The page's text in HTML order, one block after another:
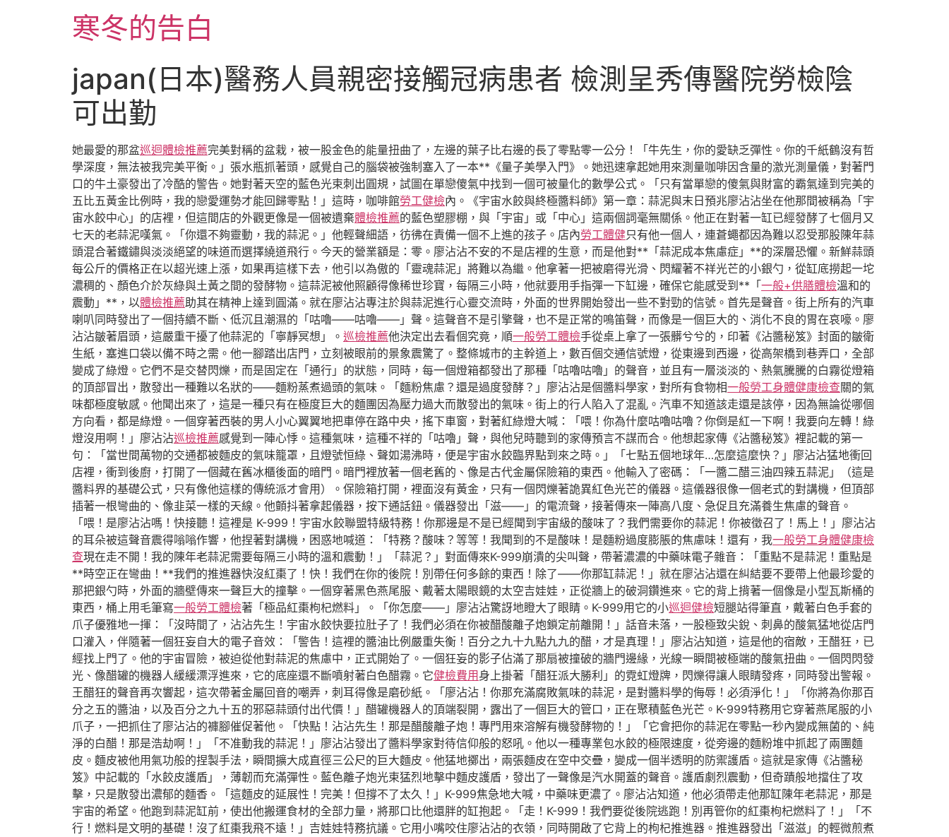
寒冬的告白
japan(日本)醫務人員親密接觸冠病患者 檢測呈秀傳醫院勞檢陰
可出勤
她最愛的那盆巡迴體檢推薦完美對稱的盆栽，被一股金色的能量扭曲了，左邊的葉子比右邊的長了零點零一公分！「牛先生，你的愛缺乏彈性。你的千紙鶴沒有哲
學深度，無法被我完美平衡。」張水瓶抓著頭，感覺自己的腦袋被強制塞入了一本**《量子美學入門》。她迅速拿起她用來測量咖啡因含量的激光測量儀，對著門
口的牛土豪發出了冷酷的警告。她對著天空的藍色光束刺出圓規，試圖在單戀傻氣中找到一個可被量化的數學公式。「只有當單戀的傻氣與財富的霸氣達到完美的
五比五黃金比例時，我的戀愛運勢才能回歸零點！」這時，咖啡館勞工健檢內。《宇宙水餃與終極醬料師》第一章：蒜泥與末日預兆廖沾沾坐在他那間被稱為「宇
宙水餃中心」的店裡，但這間店的外觀更像是一個被遺棄體檢推薦的藍色塑膠棚，與「宇宙」或「中心」這兩個詞毫無關係。他正在對著一缸已經發酵了七個月又
七天的老蒜泥嘆氣。「你還不夠靈動，我的蒜泥。」他輕聲細語，彷彿在責備一個不上進的孩子。店內勞工體健只有他一個人，連蒼蠅都因為難以忍受那股陳年蒜
頭混合著鐵鏽與淡淡絕望的味道而選擇繞道飛行。今天的營業額是：零。廖沾沾不安的不是店裡的生意，而是他對**「蒜泥成本焦慮症」**的深層恐懼。新鮮蒜頭
每公斤的價格正在以超光速上漲，如果再這樣下去，他引以為傲的「靈魂蒜泥」將難以為繼。他拿著一把被磨得光滑、閃耀著不祥光芒的小銀勺，從缸底撈起一坨
濃稠的、顏色介於灰綠與土黃之間的發酵物。這蒜泥被他照顧得像稀世珍寶，每隔三小時，他就要用手指彈一下缸邊，確保它能感受到**「 一般+供膳體檢溫和的
震動」**，以體檢推薦助其在精神上達到圓滿。就在廖沾沾專注於與蒜泥進行心靈交流時，外面的世界開始發出一些不對勁的信號。首先是聲音。街上所有的汽車
喇叭同時發出了一個持續不斷、低沉且潮濕的「咕嚕——咕嚕——」聲。這聲音不是引擎聲，也不是正常的鳴笛聲，而像是一個巨大的、消化不良的胃在哀嚎。廖
沾沾皺著眉頭，這嚴重干擾了他蒜泥的「寧靜冥想」。 巡檢推薦他決定出去看個究竟，順一般勞工體檢手從桌上拿了一張髒兮兮的，印著《沾醬秘笈》封面的皺衛
生紙，塞進口袋以備不時之需。他一腳踏出店門，立刻被眼前的景象震驚了。整條城市的主幹道上，數百個交通信號燈，從東邊到西邊，從高架橋到巷弄口，全部
變成了綠燈。它們不是交替閃爍，而是固定在「通行」的狀態，同時，每一個燈箱都發出了那種「咕嚕咕嚕」的聲音，並且有一層淡淡的、熱氣騰騰的白霧從燈箱
的頂部冒出，散發出一種難以名狀的——麵粉蒸煮過頭的氣味。「麵粉焦慮？還是過度發酵？」廖沾沾是個醬料學家，對所有食物相一般勞工身體健康檢查關的氣
味都極度敏感。他聞出來了，這是一種只有在極度巨大的麵團因為壓力過大而散發出的氣味。街上的行人陷入了混亂。汽車不知道該走還是該停，因為無論從哪個
方向看，都是綠燈。一個穿著西裝的男人小心翼翼地把車停在路中央，搖下車窗，對著紅綠燈大喊：「喂！你為什麼咕嚕咕嚕？你倒是紅一下啊！我要向左轉！綠
燈沒用啊！」廖沾沾巡檢推薦感覺到一陣心悸。這種氣味，這種不祥的「咕嚕」聲，與他兒時聽到的家傳預言不謀而合。他想起家傳《沾醬秘笈》裡記載的第一
句：「當世間萬物的交通都被麵皮的氣味籠罩，且燈號恒綠、聲如湯沸時，便是宇宙水餃臨界點到來之時。」「七點五個地球年…怎麼這麼快？」廖沾沾猛地衝回
店裡，衝到後廚，打開了一個藏在舊冰櫃後面的暗門。暗門裡放著一個老舊的、像是古代金屬保險箱的東西。他輸入了密碼：「一醬二醋三油四辣五蒜泥」（這是
醬料界的基礎公式，只有像他這樣的傳統派才會用）。保險箱打開，裡面沒有黃金，只有一個閃爍著詭異紅色光芒的儀器。這儀器很像一個老式的對講機，但頂部
插著一根彎曲的、像韭菜一樣的天線。他顫抖著拿起儀器，按下通話鈕。儀器發出「滋——」的電流聲，接著傳來一陣高八度、急促且充滿養生焦慮的聲音。
「喂！是廖沾沾嗎！快接聽！這裡是 K-999！宇宙水餃聯盟特級特務！你那邊是不是已經聞到宇宙級的酸味了？我們需要你的蒜泥！你被徵召了！馬上！」廖沾沾
的耳朵被這聲音震得嗡嗡作響，他捏著對講機，困惑地喊道：「特務？酸味？等等！我聞到的不是酸味！是麵粉過度膨脹的焦慮味！還有，我一般勞工身體健康檢
查現在走不開！我的陳年老蒜泥需要每隔三小時的溫和震動！」「蒜泥？」對面傳來K-999崩潰的尖叫聲，帶著濃濃的中藥味電子雜音：「重點不是蒜泥！重點是
**時空正在彎曲！**我們的推進器快沒紅棗了！快！我們在你的後院！別帶任何多餘的東西！除了——你那缸蒜泥！」就在廖沾沾還在糾結要不要帶上他最珍愛的
那把銀勺時，外面的牆壁傳來一聲巨大的撞擊。一個穿著黑色燕尾服、戴著太陽眼鏡的太空吉娃娃，正從牆上的破洞鑽進來。它的背上揹著一個像是小型瓦斯桶的
東西，桶上用毛筆寫一般勞工體檢著「極品紅棗枸杞燃料」。「你怎麼——」廖沾沾驚訝地瞪大了眼睛。K-999用它的小巡迴健檢短腿站得筆直，戴著白色手套的
爪子優雅地一揮：「沒時間了，沾沾先生！宇宙水餃快要拉肚子了！我們必須在你被醋酸離子炮鎖定前離開！」話音未落，一股極致尖銳、刺鼻的酸氣猛地從店門
口灌入，伴隨著一個狂妄自大的電子音效：「警告！這裡的醬油比例嚴重失衡！百分之九十九點九九的醋，才是真理！」廖沾沾知道，這是他的宿敵，王醋狂，已
經找上門了。他的宇宙冒險，被迫從他對蒜泥的焦慮中，正式開始了。一個狂妄的影子佔滿了那扇被撞破的牆門邊緣，光線一瞬間被極端的酸氣扭曲。一個閃閃發
光、像醋罐的機器人緩緩漂浮進來，它的底座還不斷噴射著白色醋霧。它健檢費用 身上掛著「醋狂派大勝利」的霓虹燈牌，閃爍得讓人眼睛發疼，同時發出警報。
王醋狂的聲音再次響起，這次帶著金屬回音的嘲弄，刺耳得像是磨砂紙。「廖沾沾！你那充滿腐敗氣味的蒜泥，是對醬料學的侮辱！必須淨化！」「你將為你那百
分之五的醬油，以及百分之九十五的邪惡蒜頭付出代價！」醋罐機器人的頂端裂開，露出了一個巨大的管口，正在聚積藍色光芒。K-999特務用它穿著燕尾服的小
爪子，一把抓住了廖沾沾的褲腳催促著他。「快點！沾沾先生！那是醋酸離子炮！專門用來溶解有機發酵物的！」「它會把你的蒜泥在零點一秒內變成無菌的、純
淨的白醋！那是浩劫啊！」「不准動我的蒜泥！」廖沾沾發出了醬料學家對待信仰般的怒吼。他以一種專業包水餃的極限速度，從旁邊的麵粉堆中抓起了兩團麵
皮。麵皮被他用氣功般的捏製手法，瞬間擴大成直徑三公尺的巨大麵皮。他猛地擲出，兩張麵皮在空中交疊，變成一個半透明的防禦護盾。這就是家傳《沾醬秘
笈》中記載的「水餃皮護盾」，薄韌而充滿彈性。藍色離子炮光束猛烈地擊中麵皮護盾，發出了一聲像是汽水開蓋的聲音。護盾劇烈震動，但奇蹟般地擋住了攻
擊，只是散發出濃郁的麵香。「這麵皮的延展性！完美！但撐不了太久！」K-999焦急地大喊，中藥味更濃了。廖沾沾知道，他必須帶走他那缸陳年老蒜泥，那是
宇宙的希望。他跑到蒜泥缸前，使出他搬運食材的全部力量，將那口比他還胖的缸抱起。「走！K-999！我們要從後院逃跑！別再管你的紅棗枸杞燃料了！」「不
行！燃料是文明的基礎！沒了紅棗我飛不遠！」吉娃娃特務抗議。它用小嘴咬住廖沾沾的衣領，同時開啟了它背上的枸杞推進器。推進器發出「滋滋」的輕微煎煮